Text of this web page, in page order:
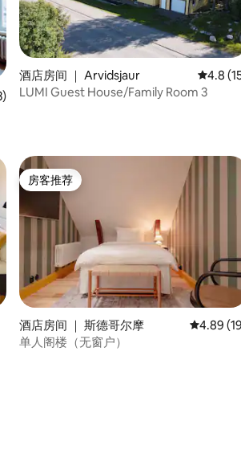
分（满分 5 分），共 83 条评价
酒店房间 ｜ Arvidsjaur 平均评
4.8
LUMI Guest House/Family Room 3
房客推荐
房客推荐
酒店房间 ｜ 斯德哥尔摩 平均评分
4.89
单人阁楼（无窗户）